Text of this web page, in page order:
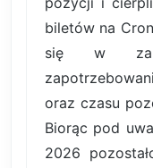
biletów na
się w
oraz czasu
Biorąc pod
2026